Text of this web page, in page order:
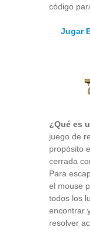
código
Jugar
¿Qué es
juego de
propósito
cerrada
Para
el mouse
todos los
encontrar
resolver